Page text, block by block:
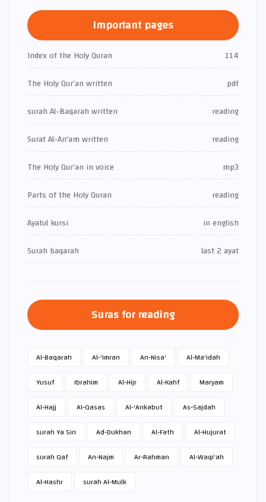
Important pages
Index of the Holy Quran
114
The Holy Qur’an written
pdf
surah Al-Baqarah written
reading
Surat Al-An'am written
reading
The Holy Qur’an in voice
mp3
Parts of the Holy Quran
reading
Ayatul kursi
in english
Surah baqarah
last 2 ayat
Suras for reading
Al-Baqarah Al-'Imran An-Nisa'
Al-Ma'idah
Yusuf
Ibrahim Al-Hijr Al-Kahf
Maryam
Al-Hajj
Al-Qasas Al-'Ankabut
As-Sajdah
surah Ya Sin
Ad-Dukhan Al-Fath
Al-Hujurat
surah Qaf
An-Najm Ar-Rahman
Al-Waqi'ah
Al-Hashr
surah Al-Mulk